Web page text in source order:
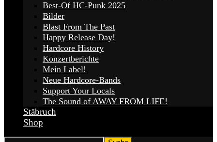
Best-Of HC-Punk 2025
Bilder
Blast From The Past
Happy Release Day!
Hardcore History
Konzertberichte
Mein Label!
Neue Hardcore-Bands
Support Your Locals
The Sound of AWAY FROM LIFE!
Stäbruch
Shop